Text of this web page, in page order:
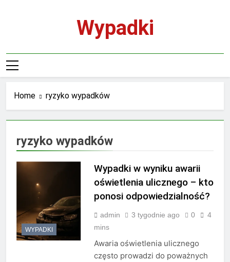
Wypadki
Home ryzyko wypadków
ryzyko wypadków
WYPADKI
Wypadki w wyniku awarii
oświetlenia ulicznego – kto
ponosi odpowiedzialność?
admin 3 tygodnie ago 0
4
mins
Awaria oświetlenia ulicznego
często prowadzi do poważnych